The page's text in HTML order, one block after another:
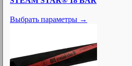
Выбрать параметры →